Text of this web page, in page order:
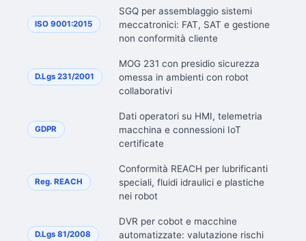
ISO 9001:2015
SGQ per assemblaggio sistemi
meccatronici: FAT, SAT e gestione
non conformità cliente
D.Lgs 231/2001
MOG 231 con presidio sicurezza
omessa in ambienti con robot
collaborativi
GDPR
Dati operatori su HMI, telemetria
macchina e connessioni IoT
certificate
Reg. REACH
Conformità REACH per lubrificanti
speciali, fluidi idraulici e plastiche
nei robot
D.Lgs 81/2008
DVR per cobot e macchine
automatizzate: valutazione rischi